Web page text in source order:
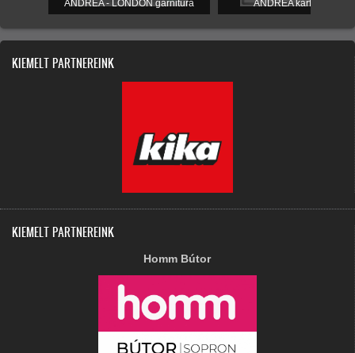
ANDREA - LONDON garnitúra ANDREA karfás szék
KIEMELT PARTNEREINK
KIEMELT PARTNEREINK
Homm Bútor